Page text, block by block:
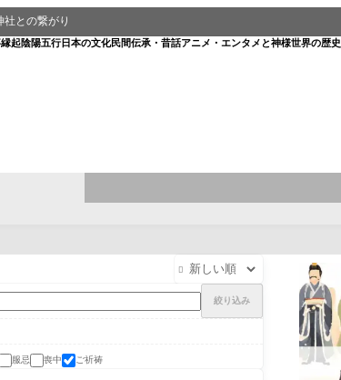
との繋がり
縁起陰陽五行 日本の文化民間伝承・昔話アニメ・エンタメと神様世界の歴史

絞り込み
服忌 喪中 ご祈祷